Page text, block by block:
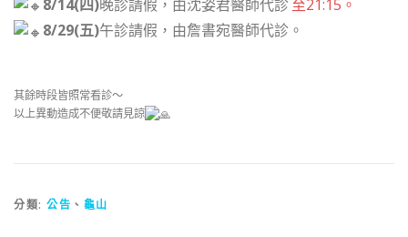
8/14(四)晚診請假，由沈姿君醫師代診至21:15。
8/29(五)午診請假，由詹書宛醫師代診。
其餘時段皆照常看診～
以上異動造成不便敬請見諒
分類: 公告 、 龜山